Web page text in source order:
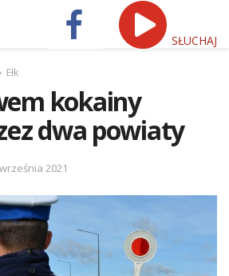
SŁUCHAJ
Ełk
kokainy
dwa powiaty
2021